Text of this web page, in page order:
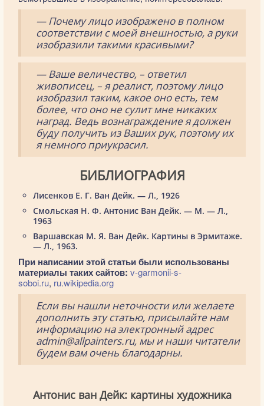
— Почему лицо изображено в полном
соответствии с моей внешностью, а руки
изобразили такими красивыми?
— Ваше величество, – ответил
живописец, – я реалист, поэтому лицо
изобразил таким, какое оно есть, тем
более, что оно не сулит мне никаких
наград. Ведь вознаграждение я должен
буду получить из Ваших рук, поэтому их
я немного приукрасил.
БИБЛИОГРАФИЯ
Лисенков Е. Г. Ван Дейк. — Л., 1926
Смольская Н. Ф. Антонис Ван Дейк. — М. — Л.,
1963
Варшавская М. Я. Ван Дейк. Картины в Эрмитаже.
— Л., 1963.
При написании этой статьи были использованы
материалы таких сайтов: v-garmonii-s-
soboi.ru, ru.wikipedia.org
Если вы нашли неточности или желаете
дополнить эту статью, присылайте нам
информацию на электронный адрес
admin@allpainters.ru, мы и наши читатели
будем вам очень благодарны.
Антонис ван Дейк: картины художника